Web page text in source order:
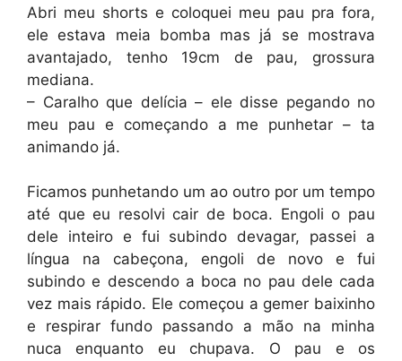
Abri meu shorts e coloquei meu pau pra fora,
ele estava meia bomba mas já se mostrava
avantajado, tenho 19cm de pau, grossura
mediana.
– Caralho que delícia – ele disse pegando no
meu pau e começando a me punhetar – ta
animando já.
Ficamos punhetando um ao outro por um tempo
até que eu resolvi cair de boca. Engoli o pau
dele inteiro e fui subindo devagar, passei a
língua na cabeçona, engoli de novo e fui
subindo e descendo a boca no pau dele cada
vez mais rápido. Ele começou a gemer baixinho
e respirar fundo passando a mão na minha
nuca enquanto eu chupava. O pau e os